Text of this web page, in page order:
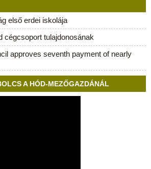
első erdei iskolája
cégcsoport tulajdonosának
approves seventh payment of nearly
A HÓD-MEZŐGAZDÁNÁL